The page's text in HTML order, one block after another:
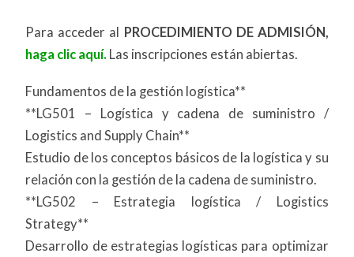
Para acceder al
PROCEDIMIENTO DE ADMISIÓN,
haga clic aquí. Las inscripciones están abiertas.
Fundamentos de la gestión logística**
**LG501 – Logística y cadena de suministro /
Logistics and Supply Chain**
Estudio de los conceptos básicos de la logística y su
relación con la gestión de la cadena de suministro.
**LG502 – Estrategia logística / Logistics
Strategy**
Desarrollo de estrategias logísticas para optimizar